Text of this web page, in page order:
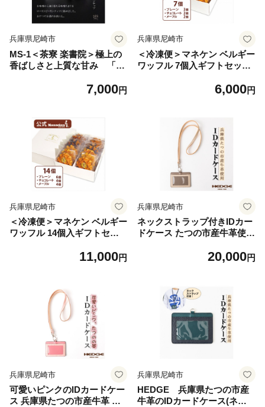
兵庫県尼崎市
MS-1＜茶寮 楽書院＞極上の
香ばしさと上質な甘み 「堅
ツ」1缶【1738177】7,000円
兵庫県尼崎市
＜冷凍便＞マネケン ベルギー
ワッフル 7個入ギフトセット
6,000円
兵庫県尼崎市
＜冷凍便＞マネケン ベルギー
ワッフル 14個入ギフトセッ
11,000円
兵庫県尼崎市
ネックストラップ付きIDカー
ドケース たつの市産牛革使
20,000円
兵庫県尼崎市
可愛いピンクのIDカードケー
ス 兵庫県たつの市産牛革 ネ
兵庫県尼崎市
HEDGE 兵庫県たつの市産
牛革のIDカードケース(ネイ